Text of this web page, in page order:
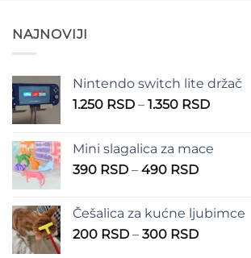
NAJNOVIJI
Nintendo switch lite držač
1.250 RSD – 1.350 RSDRaspon
1.250
Mini slagalica za mace
390 RSD – 490 RSDRaspon
390 RSD
do
Češalica za kućne ljubimce
200 RSD – 300 RSDRaspon